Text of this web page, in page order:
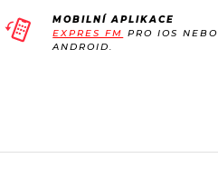
MOBILNÍ APLIKACE
EXPRES FM PRO IOS NEBO
ANDROID.